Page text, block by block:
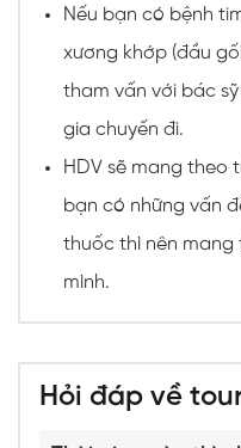
Nếu bạn có bệnh
xương khớp (đầu
tham vấn với bác
gia chuyến đi.
HDV sẽ mang theo
bạn có những vấn
thuốc thì nên
mình.
Hỏi đáp về